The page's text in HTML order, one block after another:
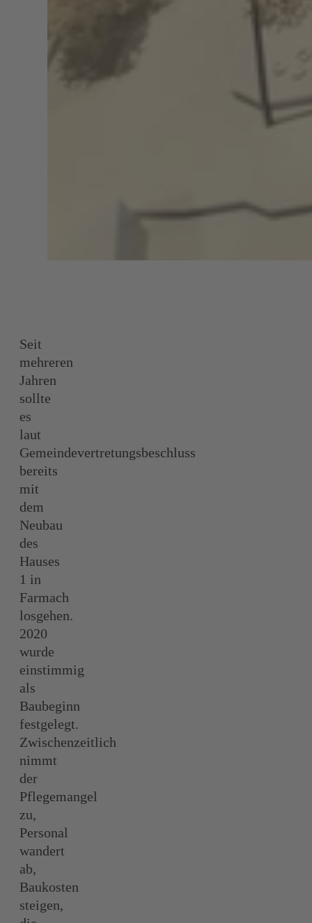
Seit
mehreren
Jahren
sollte
es
laut
Gemeindevertretungsbeschluss
bereits
mit
dem
Neubau
des
Hauses
1 in
Farmach
losgehen.
2020
wurde
einstimmig
als
Baubeginn
festgelegt.
Zwischenzeitlich
nimmt
der
Pflegemangel
zu,
Personal
wandert
ab,
Baukosten
steigen,